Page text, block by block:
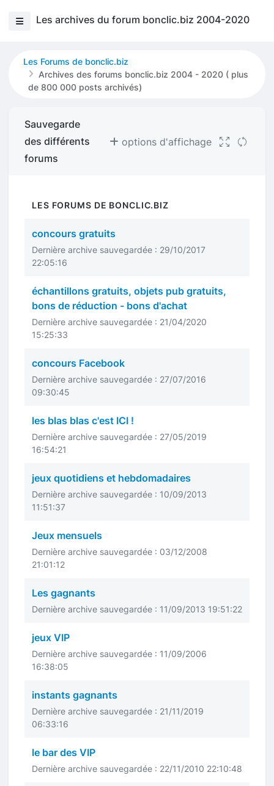
Les archives du forum bonclic.biz 2004-2020
Les Forums de bonclic.biz
Archives des forums bonclic.biz 2004 - 2020 ( plus
de 800 000 posts archivés)
Sauvegarde
des différents
forums
options d'affichage
LES FORUMS DE BONCLIC.BIZ
concours gratuits
Dernière archive sauvegardée : 29/10/2017
22:05:16
échantillons gratuits, objets pub gratuits,
bons de réduction - bons d'achat
Dernière archive sauvegardée : 21/04/2020
15:25:33
concours Facebook
Dernière archive sauvegardée : 27/07/2016
09:30:45
les blas blas c'est ICI !
Dernière archive sauvegardée : 27/05/2019
16:54:21
jeux quotidiens et hebdomadaires
Dernière archive sauvegardée : 10/09/2013
11:51:37
Jeux mensuels
Dernière archive sauvegardée : 03/12/2008
21:01:12
Les gagnants
Dernière archive sauvegardée : 11/09/2013 19:51:22
jeux VIP
Dernière archive sauvegardée : 11/09/2006
16:38:05
instants gagnants
Dernière archive sauvegardée : 21/11/2019
06:33:16
le bar des VIP
Dernière archive sauvegardée : 22/11/2010 22:10:48